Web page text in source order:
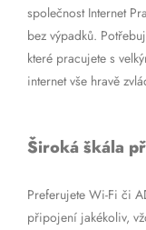
společnost Internet
bez výpadků.
které pracujete s
internet vše hravě
Široká škála
Preferujete Wi-Fi či
připojení jakékoliv,